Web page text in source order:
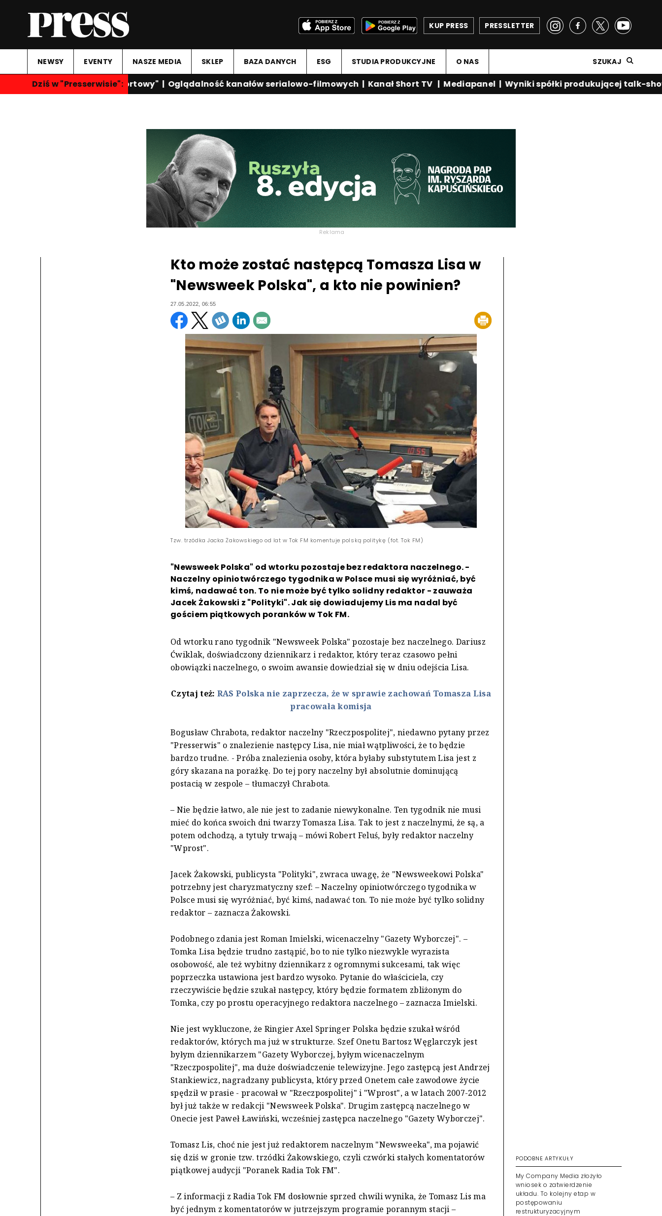
PRESSLETTER
KUP PRESS
NEWSY EVENTY NASZE MEDIA SKLEP BAZA DANYCH ESG STUDIA PRODUKCYJNE O NAS SZUKAJ
Dziś w "Presserwisie":
"Przegląd Sportowy"|Oglądalność kanałów serialowo-filmowych|Kanał Short TV |Mediapanel|Wyniki spółki produkującej talk-show
Reklama
Kto może zostać następcą Tomasza Lisa w
"Newsweek Polska", a kto nie powinien?
27.05.2022, 06:55
Tzw. trzódka Jacka Żakowskiego od lat w Tok FM komentuje polską politykę (fot. Tok FM)
"Newsweek Polska" od wtorku pozostaje bez redaktora naczelnego. -
Naczelny opiniotwórczego tygodnika w Polsce musi się wyróżniać, być
kimś, nadawać ton. To nie może być tylko solidny redaktor - zauważa
Jacek Żakowski z "Polityki". Jak się dowiadujemy Lis ma nadal być
gościem piątkowych poranków w Tok FM.
Od wtorku rano tygodnik "Newsweek Polska" pozostaje bez naczelnego. Dariusz
Ćwiklak, doświadczony dziennikarz i redaktor, który teraz czasowo pełni
obowiązki naczelnego, o swoim awansie dowiedział się w dniu odejścia Lisa.
Czytaj też: RAS Polska nie zaprzecza, że w sprawie zachowań Tomasza Lisa
pracowała komisja
Bogusław Chrabota, redaktor naczelny "Rzeczpospolitej", niedawno pytany przez
"Presserwis" o znalezienie następcy Lisa, nie miał wątpliwości, że to będzie
bardzo trudne. - Próba znalezienia osoby, która byłaby substytutem Lisa jest z
góry skazana na porażkę. Do tej pory naczelny był absolutnie dominującą
postacią w zespole – tłumaczył Chrabota.
– Nie będzie łatwo, ale nie jest to zadanie niewykonalne. Ten tygodnik nie musi
mieć do końca swoich dni twarzy Tomasza Lisa. Tak to jest z naczelnymi, że są, a
potem odchodzą, a tytuły trwają – mówi Robert Feluś, były redaktor naczelny
"Wprost".
Jacek Żakowski, publicysta "Polityki", zwraca uwagę, że "Newsweekowi Polska"
potrzebny jest charyzmatyczny szef: – Naczelny opiniotwórczego tygodnika w
Polsce musi się wyróżniać, być kimś, nadawać ton. To nie może być tylko solidny
redaktor – zaznacza Żakowski.
Podobnego zdania jest Roman Imielski, wicenaczelny "Gazety Wyborczej". –
Tomka Lisa będzie trudno zastąpić, bo to nie tylko niezwykle wyrazista
osobowość, ale też wybitny dziennikarz z ogromnymi sukcesami, tak więc
poprzeczka ustawiona jest bardzo wysoko. Pytanie do właściciela, czy
rzeczywiście będzie szukał następcy, który będzie formatem zbliżonym do
Tomka, czy po prostu operacyjnego redaktora naczelnego – zaznacza Imielski.
Nie jest wykluczone, że Ringier Axel Springer Polska będzie szukał wśród
redaktorów, których ma już w strukturze. Szef Onetu Bartosz Węglarczyk jest
byłym dziennikarzem "Gazety Wyborczej, byłym wicenaczelnym
"Rzeczpospolitej", ma duże doświadczenie telewizyjne. Jego zastępcą jest Andrzej
Stankiewicz, nagradzany publicysta, który przed Onetem całe zawodowe życie
spędził w prasie - pracował w "Rzeczpospolitej" i "Wprost", a w latach 2007-2012
był już także w redakcji "Newsweek Polska". Drugim zastępcą naczelnego w
Onecie jest Paweł Ławiński, wcześniej zastępca naczelnego "Gazety Wyborczej".
Tomasz Lis, choć nie jest już redaktorem naczelnym "Newsweeka", ma pojawić
się dziś w gronie tzw. trzódki Żakowskiego, czyli czwórki stałych komentatorów
piątkowej audycji "Poranek Radia Tok FM".
– Z informacji z Radia Tok FM dosłownie sprzed chwili wynika, że Tomasz Lis ma
być jednym z komentatorów w jutrzejszym programie porannym stacji –
PODOBNE ARTYKUŁY
My Company Media złożyło
wniosek o zatwierdzenie
układu. To kolejny etap w
postępowaniu
restrukturyzacyjnym